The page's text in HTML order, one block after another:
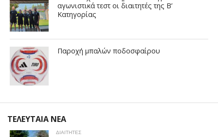
αγωνιστικά τεστ οι διαιτητές της Β’
Κατηγορίας
Παροχή μπαλών ποδοσφαίρου
ΤΕΛΕΥΤΑΙΑ ΝΕΑ
ΔΙΑΙΤΗΤΕΣ